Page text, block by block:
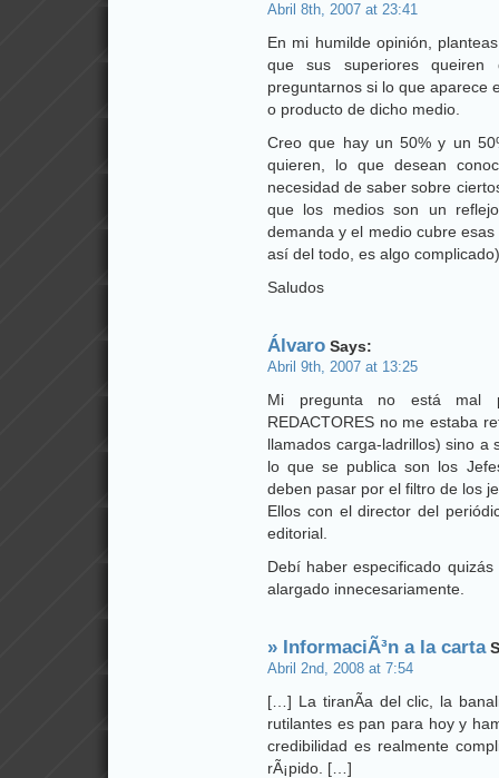
Abril 8th, 2007 at 23:41
En mi humilde opinión,
que sus superiores queiren
preguntarnos si lo que aparece
o producto de dicho medio.
Creo que hay un 50% y un
quieren, lo que desean
necesidad de saber sobre
que los medios son un
demanda y el medio cubre
así del todo, es algo
Saludos
Álvaro Says:
Abril 9th, 2007 at 13:25
Mi pregunta no está mal
REDACTORES no me estaba
llamados carga-ladrillos) sino a
lo que se publica son los
deben pasar por el filtro de los
Ellos con el director del
editorial.
Debí haber especificado
alargado innecesariamente.
» InformaciÃ³n a la carta
Abril 2nd, 2008 at 7:54
[…] La tiranÃ­a del clic, la
rutilantes es pan para hoy y
credibilidad es realmente
rÃ¡pido. […]